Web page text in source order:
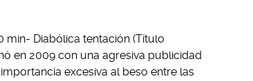
min- Diabólica tentación (Título
en 2009 con una agresiva publicidad
excesiva al beso entre las